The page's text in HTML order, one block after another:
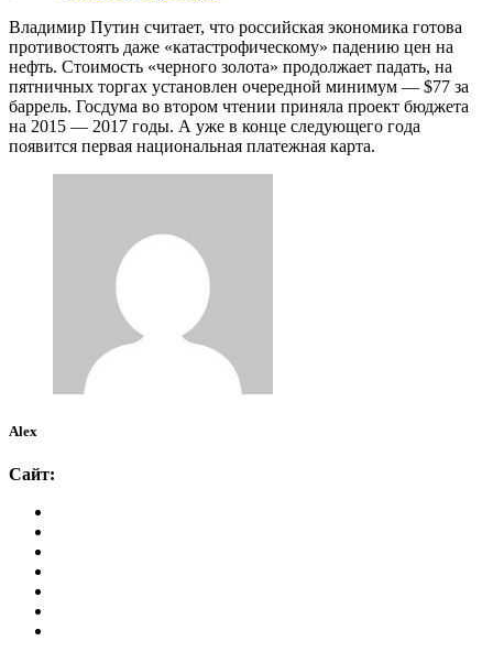
Владимир Путин считает, что российская экономика готова
противостоять даже «катастрофическому» падению цен на
нефть. Стоимость «черного золота» продолжает падать, на
пятничных торгах установлен очередной минимум — $77 за
баррель. Госдума во втором чтении приняла проект бюджета
на 2015 — 2017 годы. А уже в конце следующего года
появится первая национальная платежная карта.
Alex
Сайт: